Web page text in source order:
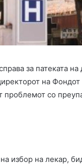
за патеката
на
со
избор на лекар,